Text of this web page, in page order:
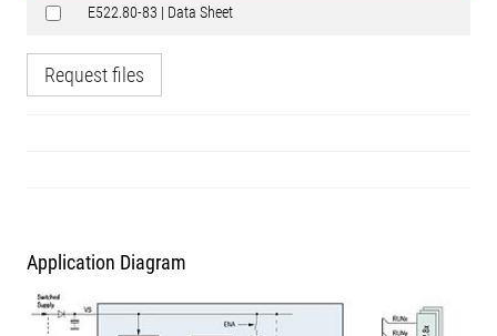
E522.80-83 | Data Sheet
Request files
Application Diagram